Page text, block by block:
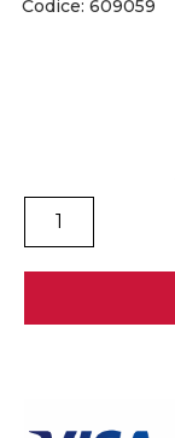
Codice: 609059